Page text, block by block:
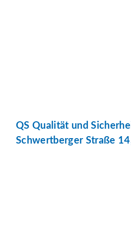
QS Qualität und
Schwertberger Straße